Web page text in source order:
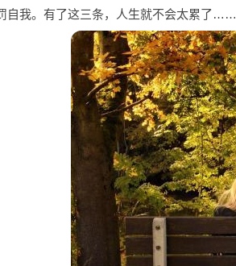
自我。有了这三条，人生就不会太累了……